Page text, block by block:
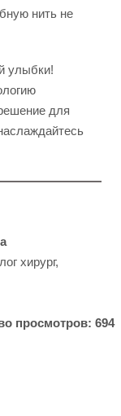
нить не
улыбки!
для
хирург,
просмотров: 694